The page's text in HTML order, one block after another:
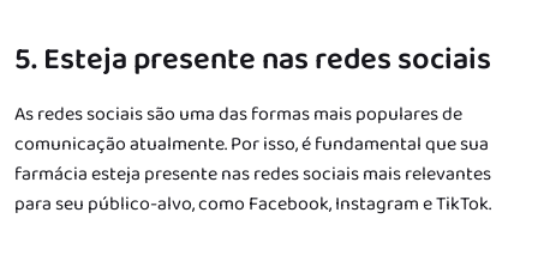
5. Esteja presente nas redes sociais
As redes sociais são uma das formas mais populares de
comunicação atualmente. Por isso, é fundamental que sua
farmácia esteja presente nas redes sociais mais relevantes
para seu público-alvo, como Facebook, Instagram e TikTok.